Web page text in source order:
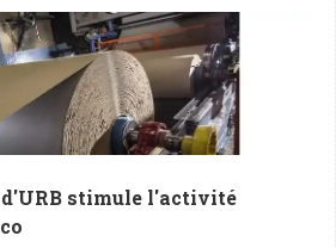
d'URB stimule l'activité